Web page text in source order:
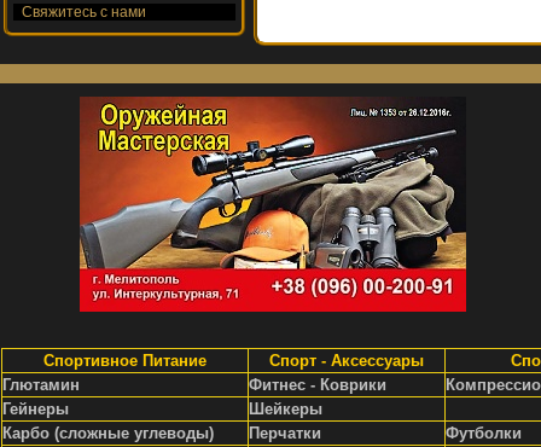
Свяжитесь с нами
Спортивное Питание Спорт - Аксессуары
Глютамин
Фитнес - Коврики
Гейнеры
Шейкеры
Карбо (сложные углеводы)
Перчатки
Футболки